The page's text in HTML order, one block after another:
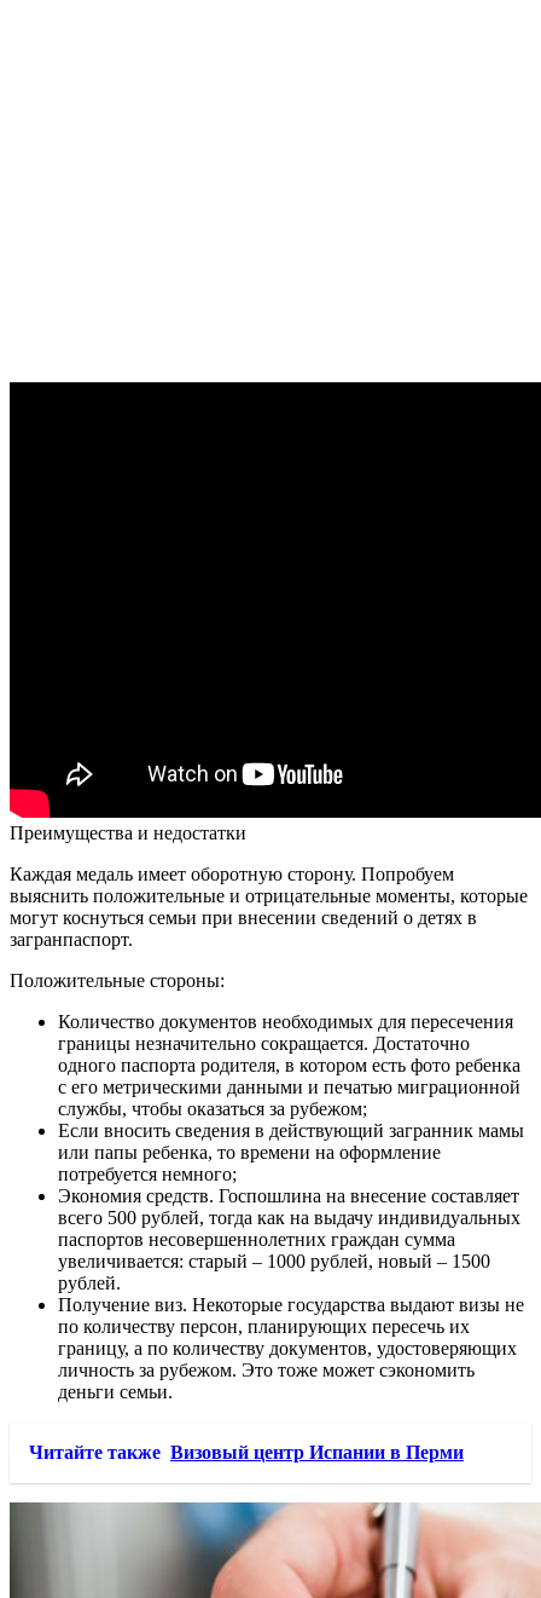
Преимущества и недостатки
Каждая медаль имеет оборотную сторону. Попробуем
выяснить положительные и отрицательные моменты, которые
могут коснуться семьи при внесении сведений о детях в
загранпаспорт.
Положительные стороны:
Количество документов необходимых для пересечения
границы незначительно сокращается. Достаточно
одного паспорта родителя, в котором есть фото ребенка
с его метрическими данными и печатью миграционной
службы, чтобы оказаться за рубежом;
Если вносить сведения в действующий загранник мамы
или папы ребенка, то времени на оформление
потребуется немного;
Экономия средств. Госпошлина на внесение составляет
всего 500 рублей, тогда как на выдачу индивидуальных
паспортов несовершеннолетних граждан сумма
увеличивается: старый – 1000 рублей, новый – 1500
рублей.
Получение виз. Некоторые государства выдают визы не
по количеству персон, планирующих пересечь их
границу, а по количеству документов, удостоверяющих
личность за рубежом. Это тоже может сэкономить
деньги семьи.
Читайте также Визовый центр Испании в Перми